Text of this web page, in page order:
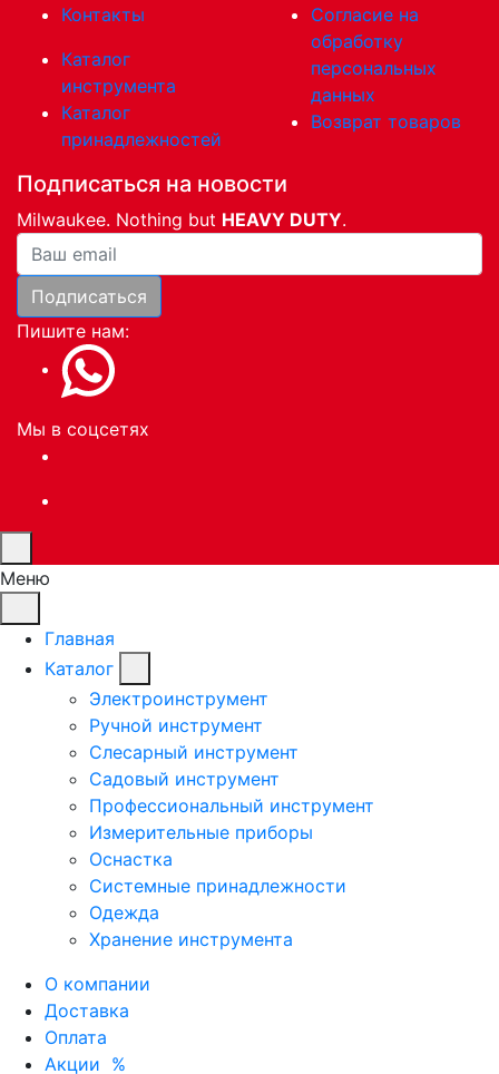
Контакты
Каталог
инструмента
Каталог
принадлежностей
Согласие на
обработку
персональных
данных
Возврат товаров
Подписаться на новости
Milwaukee. Nothing but HEAVY DUTY.
Ваша почта
Подписаться
Пишите нам:
Мы в соцсетях
Меню
Главная
Каталог
Электроинструмент
Ручной инструмент
Слесарный инструмент
Садовый инструмент
Профессиональный инструмент
Измерительные приборы
Оснастка
Системные принадлежности
Одежда
Хранение инструмента
О компании
Доставка
Оплата
Акции %